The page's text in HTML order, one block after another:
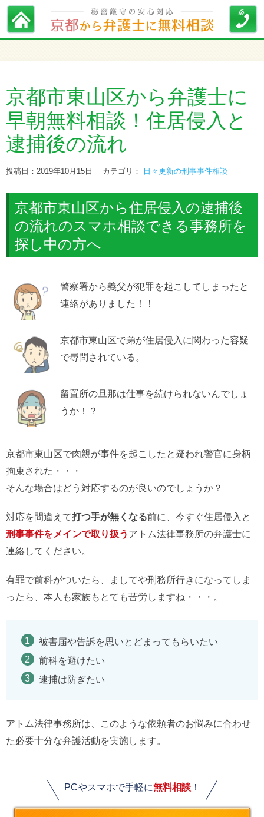
京都市東山区から弁護士に
早朝無料相談！住居侵入と
逮捕後の流れ
投稿日：2019年10月15日 カテゴリ： 日々更新の刑事事件相談
京都市東山区から住居侵入の逮捕後
の流れのスマホ相談できる事務所を
探し中の方へ
警察署から義父が犯罪を起こしてしまったと
連絡がありました！！
京都市東山区で弟が住居侵入に関わった容疑
で尋問されている。
留置所の旦那は仕事を続けられないんでしょ
うか！？
京都市東山区で肉親が事件を起こしたと疑われ警官に身柄
拘束された・・・
そんな場合はどう対応するのが良いのでしょうか？
対応を間違えて打つ手が無くなる前に、今すぐ住居侵入と
刑事事件をメインで取り扱う アトム法律事務所の弁護士に
連絡してください。
有罪で前科がついたら、ましてや刑務所行きになってしま
ったら、本人も家族もとても苦労しますね・・・。
被害届や告訴を思いとどまってもらいたい
前科を避けたい
逮捕は防ぎたい
アトム法律事務所は、このような依頼者のお悩みに合わせ
た必要十分な弁護活動を実施します。
PCやスマホで手軽に無料相談！